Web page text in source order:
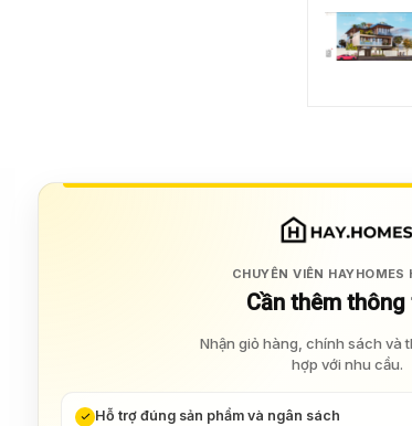
CHUYÊN VIÊN HAYHOMES
Cần thêm thông
Nhận giỏ hàng, chính sách và
hợp với nhu cầu.
Hỗ trợ đúng sản phẩm và ngân sách